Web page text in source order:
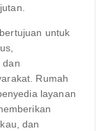
untuk
dan
Rumah
layanan
dan